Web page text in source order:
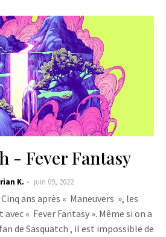
- Fever Fantasy
K. juin 09, 2022
ans après « Maneuvers », les
« Fever Fantasy ». Même si on a
de Sasquatch , il est impossible de